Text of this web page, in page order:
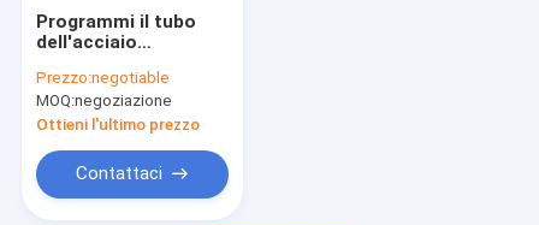
Programmi il tubo
dell'acciaio
tubo del tubo
dell'acciaio
inossidabile del
Prezzo:negotiable
MOQ:negoziazione
Ottieni l'ultimo prezzo
Contattaci